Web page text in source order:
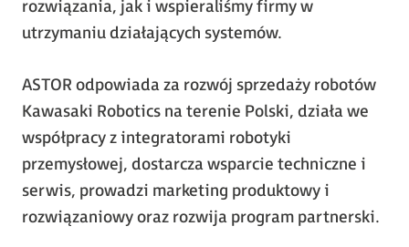
rozwiązania, jak i wspieraliśmy firmy w
utrzymaniu działających systemów.
ASTOR odpowiada za rozwój sprzedaży robotów
Kawasaki Robotics na terenie Polski, działa we
współpracy z integratorami robotyki
przemysłowej, dostarcza wsparcie techniczne i
serwis, prowadzi marketing produktowy i
rozwiązaniowy oraz rozwija program partnerski.